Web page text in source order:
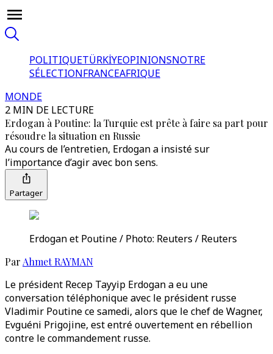
POLITIQUETÜRKİYEOPINIONSNOTRE
SÉLECTIONFRANCEAFRIQUE
MONDE
2 MIN DE LECTURE
Erdogan à Poutine: la Turquie est prête à faire sa part pour
résoudre la situation en Russie
Au cours de l’entretien, Erdogan a insisté sur
l’importance d’agir avec bon sens.
Partager
Erdogan et Poutine / Photo: Reuters / Reuters
Par Ahmet RAYMAN
Le président Recep Tayyip Erdogan a eu une
conversation téléphonique avec le président russe
Vladimir Poutine ce samedi, alors que le chef de Wagner,
Evguéni Prigojine, est entré ouvertement en rébellion
contre le commandement russe.